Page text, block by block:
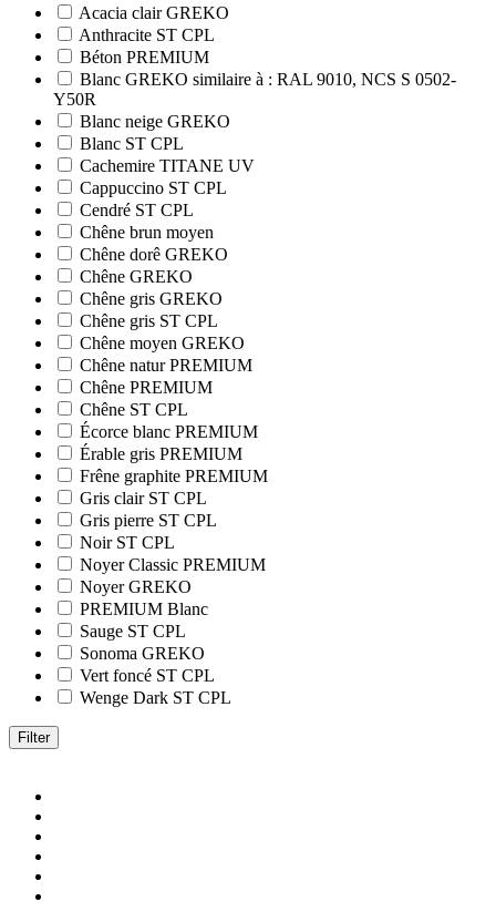
Acacia clair GREKO
Anthracite ST CPL
Béton PREMIUM
Blanc GREKO similaire à : RAL 9010, NCS S 0502-
Y50R
Blanc neige GREKO
Blanc ST CPL
Cachemire TITANE UV
Cappuccino ST CPL
Cendré ST CPL
Chêne brun moyen
Chêne dorê GREKO
Chêne GREKO
Chêne gris GREKO
Chêne gris ST CPL
Chêne moyen GREKO
Chêne natur PREMIUM
Chêne PREMIUM
Chêne ST CPL
Écorce blanc PREMIUM
Érable gris PREMIUM
Frêne graphite PREMIUM
Gris clair ST CPL
Gris pierre ST CPL
Noir ST CPL
Noyer Classic PREMIUM
Noyer GREKO
PREMIUM Blanc
Sauge ST CPL
Sonoma GREKO
Vert foncé ST CPL
Wenge Dark ST CPL
Filter